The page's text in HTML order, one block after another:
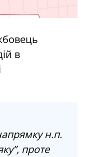
в
н.п.
проте